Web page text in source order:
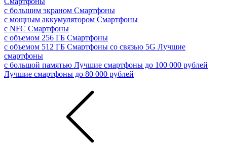
с большим экраном Смартфоны
с мощным аккумулятором Смартфоны
с NFC Смартфоны
с объемом 256 ГБ Смартфоны
с объемом 512 ГБ Смартфоны со связью 5G Лучшие
смартфоны
с большой памятью Лучшие смартфоны до 100 000 рублей
Лучшие смартфоны до 80 000 рублей